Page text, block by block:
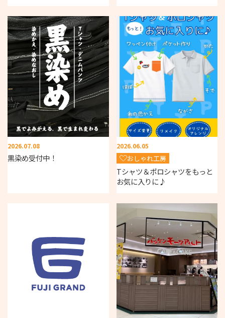
2026.07.08
黒染め受付中！
2026.06.05
おしゃれ工房
Tシャツ＆ポロシャツをもっと
お気に入りに♪